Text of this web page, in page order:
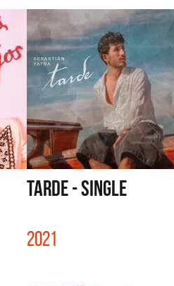
TARDE - SINGLE
2021